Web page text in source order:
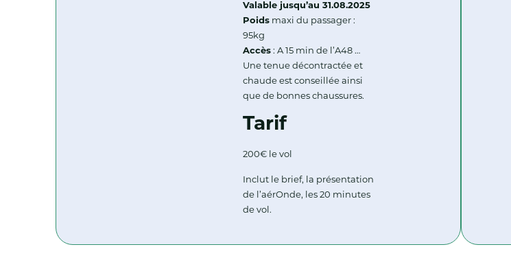
Valable jusqu’au 31.08.2025
Poidsmaxi du passager :
95kg
Accès: A 15 min de l’A48 …
Une tenue décontractée et
chaude est conseillée ainsi
que de bonnes chaussures.
Tarif
200€ le vol
Inclut le brief, la présentation
de l’aérOnde, les 20 minutes
de vol.